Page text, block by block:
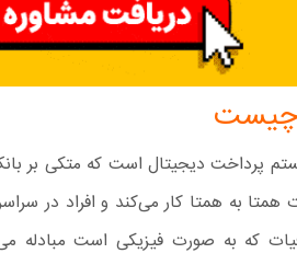
چیست
پرداخت دیجیتال است که متکی بر
به همتا کار می‌کند و افراد در
که به صورت فیزیکی است مبادله